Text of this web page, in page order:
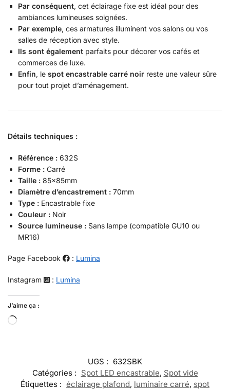
Par conséquent, cet éclairage fixe est idéal pour des
ambiances lumineuses soignées.
Par exemple, ces armatures illuminent vos salons ou vos
salles de réception avec style.
Ils sont également parfaits pour décorer vos cafés et
commerces de luxe.
Enfin, le spot encastrable carré noir reste une valeur sûre
pour tout projet d’aménagement.
Détails techniques :
Référence : 632S
Forme : Carré
Taille : 85x85mm
Diamètre d’encastrement : 70mm
Type : Encastrable fixe
Couleur : Noir
Source lumineuse : Sans lampe (compatible GU10 ou
MR16)
Page Facebook : Lumina
Instagram : Lumina
J’aime ça :
UGS : 632SBK
Catégories : Spot LED encastrable, Spot vide
Étiquettes : éclairage plafond, luminaire carré, spot